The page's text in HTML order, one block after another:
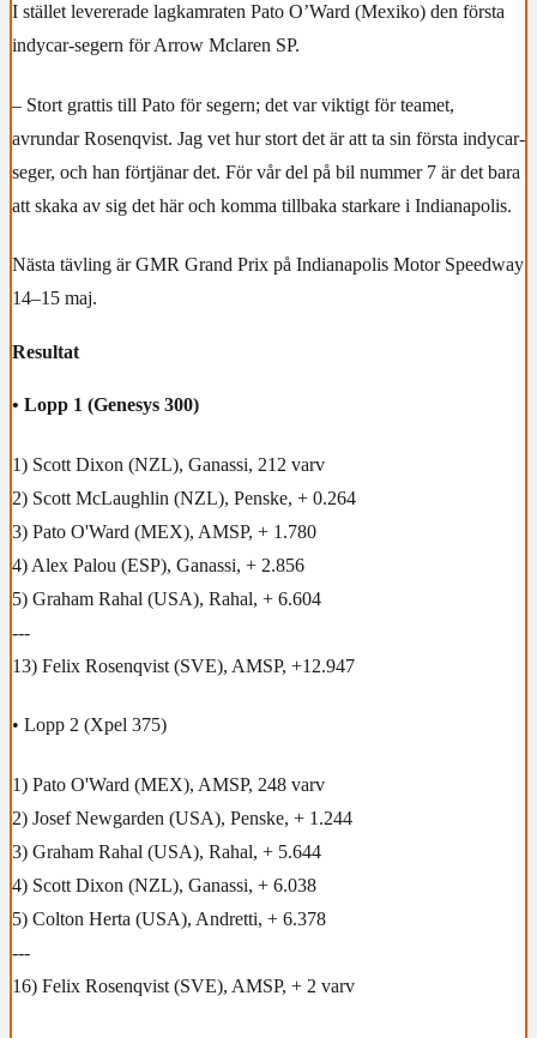
I stället levererade lagkamraten Pato O’Ward (Mexiko) den första
indycar-segern för Arrow Mclaren SP.
– Stort grattis till Pato för segern; det var viktigt för teamet,
avrundar Rosenqvist. Jag vet hur stort det är att ta sin första indycar-
seger, och han förtjänar det. För vår del på bil nummer 7 är det bara
att skaka av sig det här och komma tillbaka starkare i Indianapolis.
Nästa tävling är GMR Grand Prix på Indianapolis Motor Speedway
14–15 maj.
Resultat
• Lopp 1 (Genesys 300)
1) Scott Dixon (NZL), Ganassi, 212 varv
2) Scott McLaughlin (NZL), Penske, + 0.264
3) Pato O'Ward (MEX), AMSP, + 1.780
4) Alex Palou (ESP), Ganassi, + 2.856
5) Graham Rahal (USA), Rahal, + 6.604
---
13) Felix Rosenqvist (SVE), AMSP, +12.947
• Lopp 2 (Xpel 375)
1) Pato O'Ward (MEX), AMSP, 248 varv
2) Josef Newgarden (USA), Penske, + 1.244
3) Graham Rahal (USA), Rahal, + 5.644
4) Scott Dixon (NZL), Ganassi, + 6.038
5) Colton Herta (USA), Andretti, + 6.378
---
16) Felix Rosenqvist (SVE), AMSP, + 2 varv